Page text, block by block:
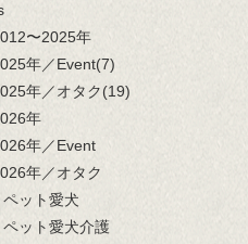
〜2025年
年／Event(7)
年／オタク(19)
年
年／Event
年／オタク
ペット愛犬
ペット愛犬介護